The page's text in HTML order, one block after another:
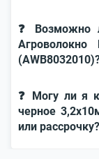
❓ Возможно
❓ Могу ли я
черное
или рассрочку?